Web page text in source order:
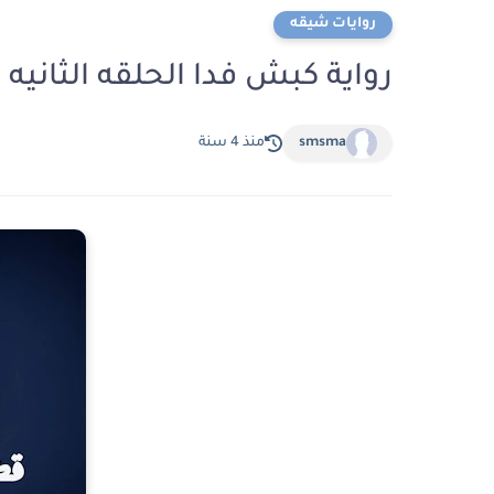
روايات شيقه
رواية كبش فدا الحلقه الثانيه
smsma منذ 4 سنة